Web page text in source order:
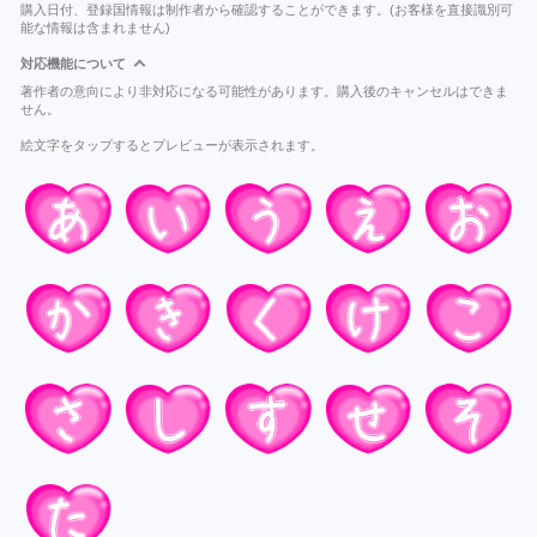
購入日付、登録国情報は制作者から確認することができます。(お客様を直接識別可
能な情報は含まれません)
対応機能について
著作者の意向により非対応になる可能性があります。購入後のキャンセルはできま
せん。
絵文字をタップするとプレビューが表示されます。